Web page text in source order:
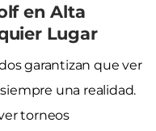
en Alta
Lugar
garantizan que ver
una realidad.
torneos